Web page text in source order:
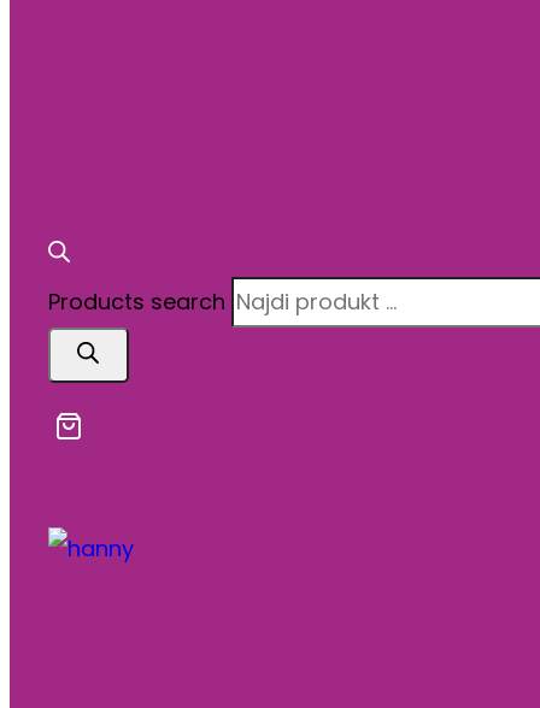
Products search